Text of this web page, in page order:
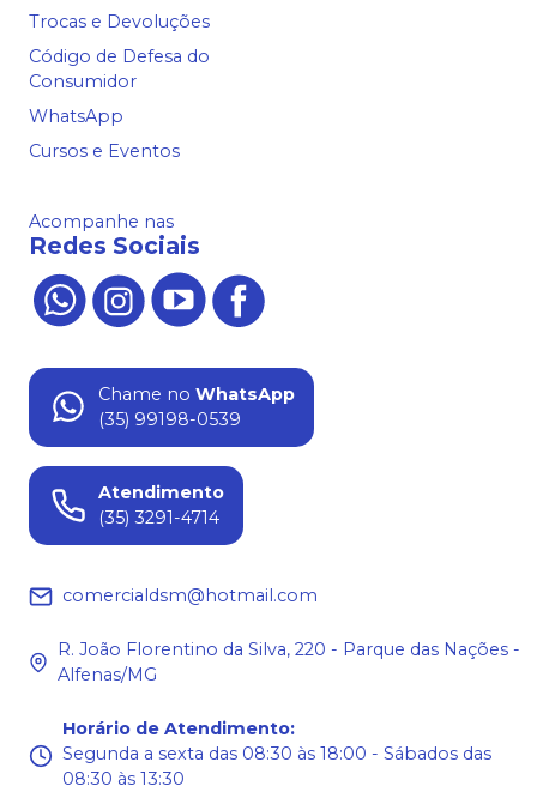
Trocas e Devoluções
Código de Defesa do
Consumidor
WhatsApp
Cursos e Eventos
Acompanhe nas
Redes Sociais
Chame no WhatsApp
(35) 99198-0539
Atendimento
(35) 3291-4714
comercialdsm@hotmail.com
R. João Florentino da Silva, 220 - Parque das Nações -
Alfenas/MG
Horário de Atendimento:
Segunda a sexta das 08:30 às 18:00 - Sábados das
08:30 às 13:30